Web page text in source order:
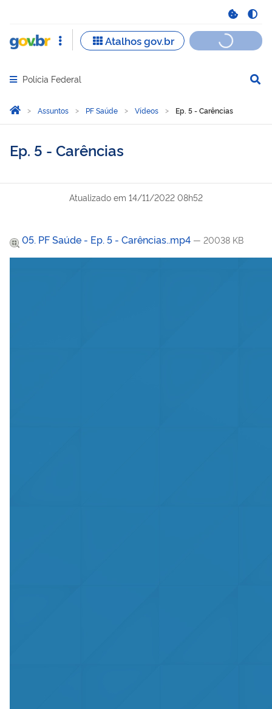
Abrir menu principal de navegação
Polícia Federal
Você está aqui:
Página Inicial
Assuntos PF Saúde Vídeos Ep. 5 - Carências
Ep. 5 - Carências
Atualizado em 14/11/2022 08h52
05. PF Saúde - Ep. 5 - Carências..mp4 — 20038 KB